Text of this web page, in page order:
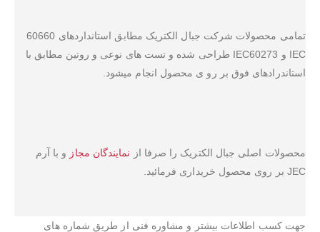
تمامی محصولات شرکت جبال الکتریک مطابق استانداردهای 60660
IEC و IEC60273 طراحی شده و تست های نوعی و روتین مطابق با
استاندرادهای فوق بر رو ی محصول انجام میشود.
محصولات اصلی جبال الکتریک را صرفا از نمایندگان مجاز و با آرم
JEC بر روی محصول خریداری فرمائید.
جهت کسب اطلاعات بیشتر و مشاوره فنی از طریق شماره های